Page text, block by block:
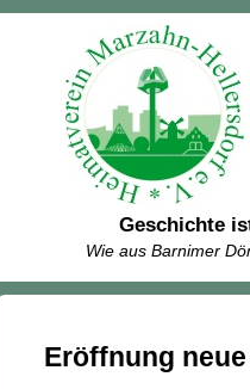
Geschichte
Wie aus Barnimer
Eröffnung